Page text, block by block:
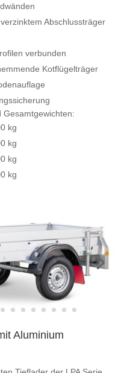
Abschlussträger
verbunden
Kotflügelträger
kg
kg
kg
kg
Aluminium